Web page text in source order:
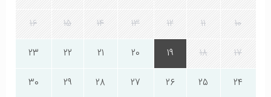
10
11
12
13
14
15
16
17
18
19
20
21
22
23
24
25
26
27
28
29
30